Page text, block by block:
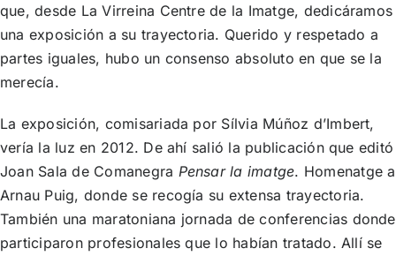
que, desde La Virreina Centre de la Imatge, dedicáramos
una exposición a su trayectoria. Querido y respetado a
partes iguales, hubo un consenso absoluto en que se la
merecía.
La exposición, comisariada por Sílvia Múñoz d’Imbert,
vería la luz en 2012. De ahí salió la publicación que editó
Joan Sala de Comanegra Pensar la imatge. Homenatge a
Arnau Puig, donde se recogía su extensa trayectoria.
También una maratoniana jornada de conferencias donde
participaron profesionales que lo habían tratado. Allí se